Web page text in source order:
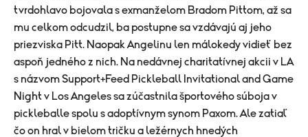
tvrdohlavo bojovala s exmanželom Bradom Pittom, až sa
mu celkom odcudzil, ba postupne sa vzdávajú aj jeho
priezviska Pitt. Naopak Angelinu len málokedy vidieť bez
aspoň jedného z nich. Na nedávnej charitatívnej akcii v LA
s názvom Support+Feed Pickleball Invitational and Game
Night v Los Angeles sa zúčastnila športového súboja v
pickleballe spolu s adoptívnym synom Paxom. Ale zatiaľ
čo on hral v bielom tričku a ležérnych hnedých